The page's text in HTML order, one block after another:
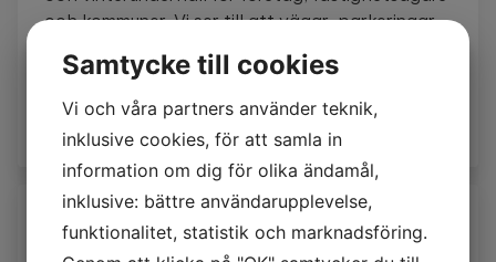
och kommuner. Vi ser till att vägar, parkeringar
och industriområden hålls säkra och
framkomliga hela vintern – med egen
maskinpark,...
Läs mer
Samtycke till cookies
Vi och våra partners använder teknik,
inklusive cookies, för att samla in
information om dig för olika ändamål,
inklusive: bättre användarupplevelse,
funktionalitet, statistik och marknadsföring.